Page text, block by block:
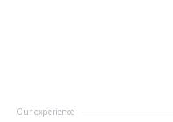
Our experience